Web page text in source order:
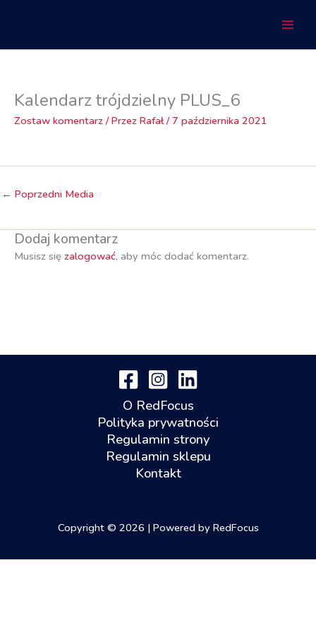
Kalendarz trójdzielny PLUS_6
Zostaw komentarz / Przez Rafał/ 7 października 2021
← Poprzedni Media
Dodaj komentarz
Musisz się zalogować, aby móc dodać komentarz.
O RedFocus
Polityka prywatności
Regulamin strony
Regulamin sklepu
Kontakt
Copyright © 2026 | Powered by RedFocus